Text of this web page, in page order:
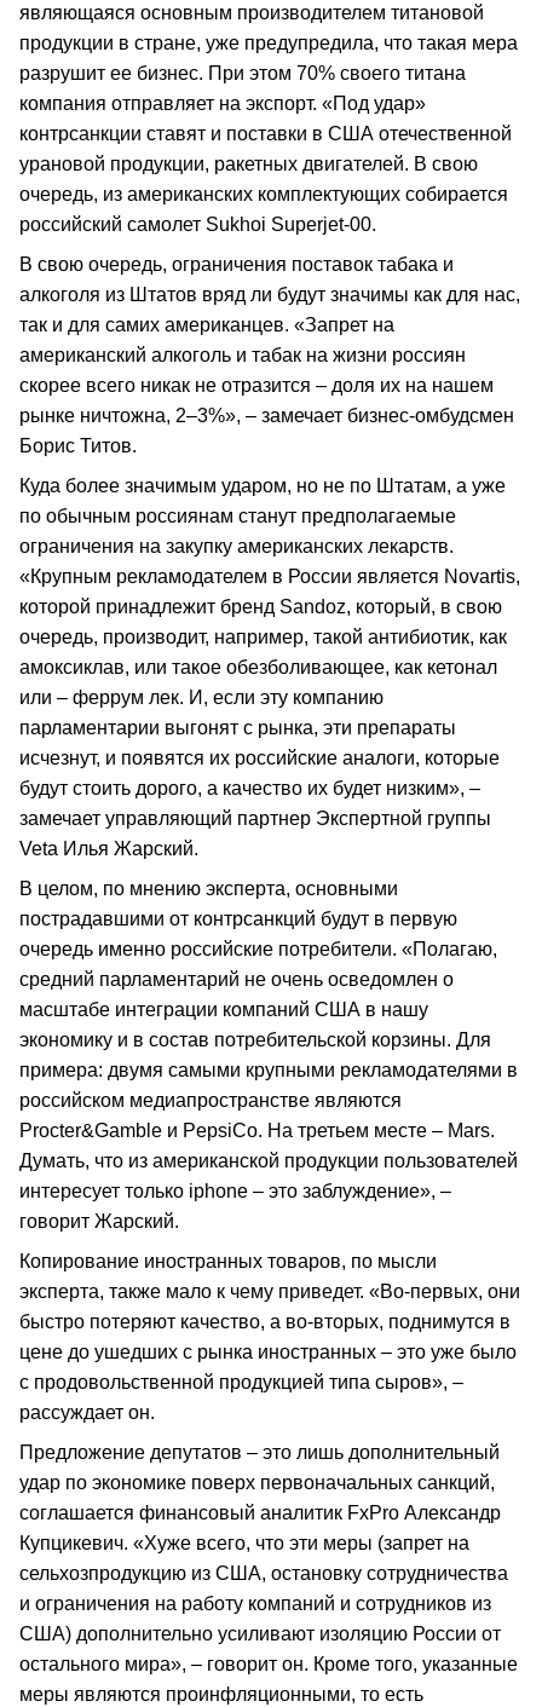
являющаяся основным производителем титановой
продукции в стране, уже предупредила, что такая мера
разрушит ее бизнес. При этом 70% своего титана
компания отправляет на экспорт. «Под удар»
контрсанкции ставят и поставки в США отечественной
урановой продукции, ракетных двигателей. В свою
очередь, из американских комплектующих собирается
российский самолет Sukhoi Superjet-00.
В свою очередь, ограничения поставок табака и
алкоголя из Штатов вряд ли будут значимы как для нас,
так и для самих американцев. «Запрет на
американский алкоголь и табак на жизни россиян
скорее всего никак не отразится – доля их на нашем
рынке ничтожна, 2–3%», – замечает бизнес-омбудсмен
Борис Титов.
Куда более значимым ударом, но не по Штатам, а уже
по обычным россиянам станут предполагаемые
ограничения на закупку американских лекарств.
«Крупным рекламодателем в России является Novartis,
которой принадлежит бренд Sandoz, который, в свою
очередь, производит, например, такой антибиотик, как
амоксиклав, или такое обезболивающее, как кетонал
или – феррум лек. И, если эту компанию
парламентарии выгонят с рынка, эти препараты
исчезнут, и появятся их российские аналоги, которые
будут стоить дорого, а качество их будет низким», –
замечает управляющий партнер Экспертной группы
Veta Илья Жарский.
В целом, по мнению эксперта, основными
пострадавшими от контрсанкций будут в первую
очередь именно российские потребители. «Полагаю,
средний парламентарий не очень осведомлен о
масштабе интеграции компаний США в нашу
экономику и в состав потребительской корзины. Для
примера: двумя самыми крупными рекламодателями в
российском медиапространстве являются
Procter&Gamble и PepsiCo. На третьем месте – Mars.
Думать, что из американской продукции пользователей
интересует только iphone – это заблуждение», –
говорит Жарский.
Копирование иностранных товаров, по мысли
эксперта, также мало к чему приведет. «Во-первых, они
быстро потеряют качество, а во-вторых, поднимутся в
цене до ушедших с рынка иностранных – это уже было
с продовольственной продукцией типа сыров», –
рассуждает он.
Предложение депутатов – это лишь дополнительный
удар по экономике поверх первоначальных санкций,
соглашается финансовый аналитик FxPro Александр
Купцикевич. «Хуже всего, что эти меры (запрет на
сельхозпродукцию из США, остановку сотрудничества
и ограничения на работу компаний и сотрудников из
США) дополнительно усиливают изоляцию России от
остального мира», – говорит он. Кроме того, указанные
меры являются проинфляционными, то есть